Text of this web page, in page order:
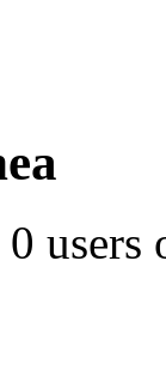
users